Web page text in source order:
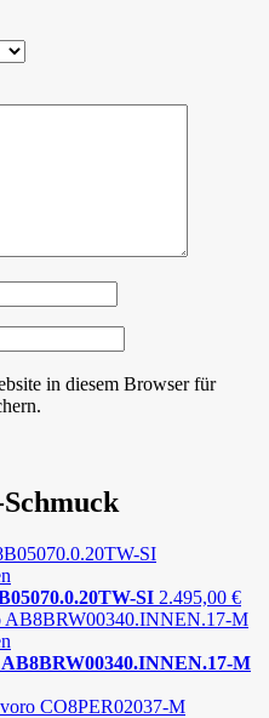
in diesem Browser für
SI 2.495,00 €
M